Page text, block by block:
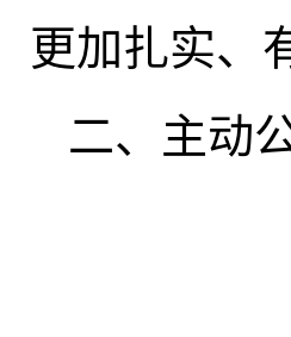
更加扎实、
二、主动